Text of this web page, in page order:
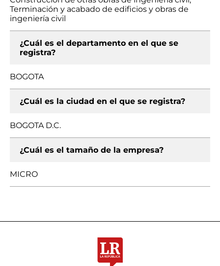
Terminación y acabado de edificios y obras de
ingeniería civil
¿Cuál es el departamento en el que se
registra?
BOGOTA
¿Cuál es la ciudad en el que se registra?
BOGOTA D.C.
¿Cuál es el tamaño de la empresa?
MICRO